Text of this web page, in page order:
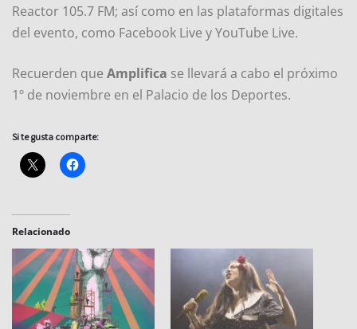
Reactor 105.7 FM; así como en las plataformas digitales
del evento, como Facebook Live y YouTube Live.
Recuerden que Amplifica se llevará a cabo el próximo
1º de noviembre en el Palacio de los Deportes.
Si te gusta comparte:
Relacionado